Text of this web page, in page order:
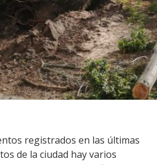
registrados en las últimas
de la ciudad hay varios